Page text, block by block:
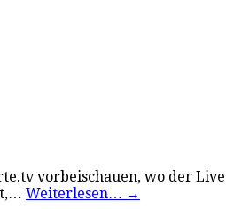
vorbeischauen, wo der
Weiterlesen… →